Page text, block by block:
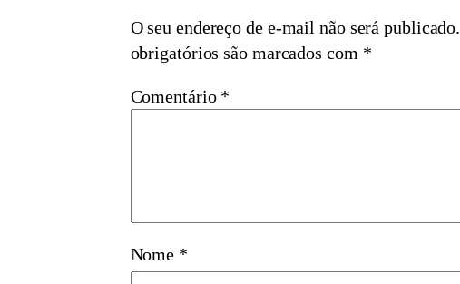
O seu endereço de e-mail não será publicado.
obrigatórios são marcados com *
Comentário *
Nome *